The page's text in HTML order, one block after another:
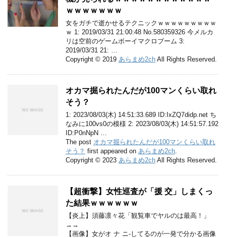
ｗｗｗｗｗｗｗ
女をガチで逝かせるテクニックｗｗｗｗｗｗｗｗｗ
ｗ 1: 2019/03/31 21:00:48 No.580359326 今メルカ
リは空前のゲームボーイマクロブーム 3:
2019/03/31 21: …
Copyright © 2019 あらまめ2ch All Rights Reserved.
オカマ掘られたんだが100マンくらい取れ
そう？
1: 2023/08/03(木) 14:51:33.689 ID:IxZQ7didp.net ち
なみに100vs0の模様 2: 2023/08/03(木) 14:51:57.192
ID:P0nNpN …
The post オカマ掘られたんだが100マンくらい取れ
そう？ first appeared on あらまめ2ch
Copyright © 2023 あらまめ2ch All Rights Reserved.
【超衝撃】女性巡査が「援 交」しまくっ
た結果ｗｗｗｗｗｗ
【炎上】須藤凛々花「観覧車でヤルのは最高！」
→→
【画像】女がオ ナ ニ-してるのが一発で分かる画像